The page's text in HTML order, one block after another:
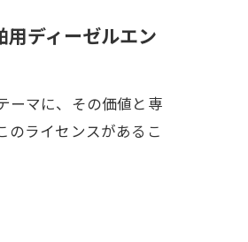
ディーゼルエン
ーマに、その価値と専
のライセンスがあるこ